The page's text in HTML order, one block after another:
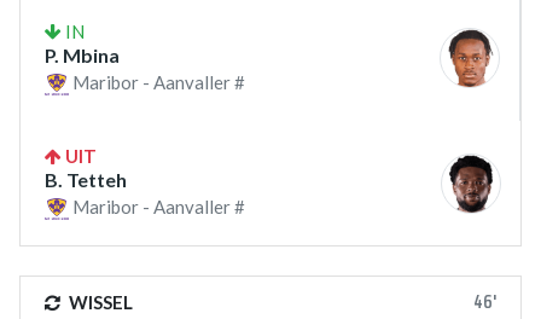
IN
P. Mbina
Maribor - Aanvaller #
UIT
B. Tetteh
Maribor - Aanvaller #
WISSEL 46'